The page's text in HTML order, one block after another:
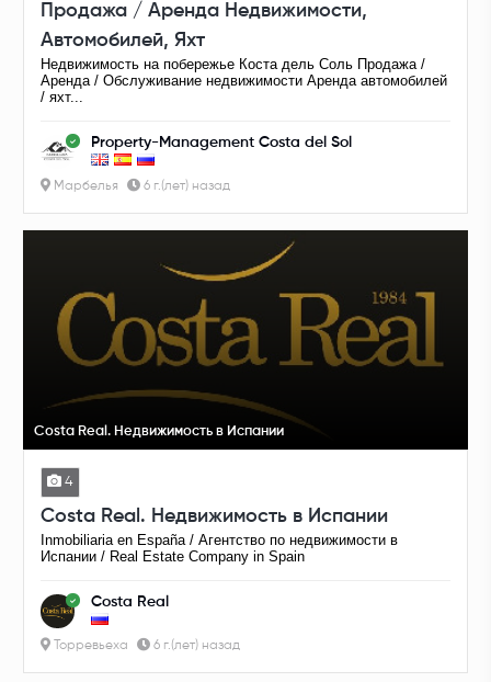
Продажа / Аренда Недвижимости,
Автомобилей, Яхт
Недвижимость на побережье Коста дель Соль Продажа /
Аренда / Обслуживание недвижимости Аренда автомобилей
/ яхт...
Property-Management Costa del Sol
Марбелья 6 г.(лет) назад
Costa Real. Недвижимость в Испании
4
Costa Real. Недвижимость в Испании
Inmobiliaria en España / Агентство по недвижимости в
Испании / Real Estate Company in Spain
Costa Real
Торревьеха 6 г.(лет) назад